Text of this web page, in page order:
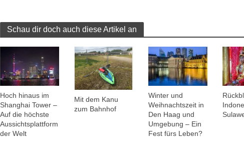
Schau dir doch auch diese Artikel an
Hoch hinaus im
Shanghai Tower –
Auf die höchste
Aussichtsplattform
der Welt
Mit dem Kanu
zum Bahnhof
Winter und
Weihnachtszeit in
Den Haag und
Umgebung – Ein
Fest fürs Leben?